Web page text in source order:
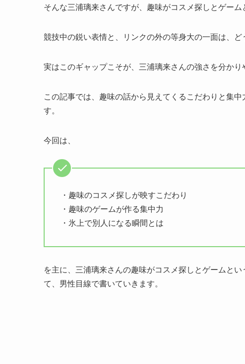
そんな三浦璃来さんですが、趣味がコスメ探しとゲーム
競技中の鋭い表情と、リンクの外の等身大の一面は、ど
実はこのギャップこそが、三浦璃来さんの強さを分かり
この記事では、趣味の話から見えてくるこだわりと集
す。
今回は、
・趣味のコスメ探しが映すこだわり
・趣味のゲームが作る集中力
・氷上で別人になる瞬間とは
を主に、三浦璃来さんの趣味がコスメ探しとゲームと
て、男性目線で書いていきます。